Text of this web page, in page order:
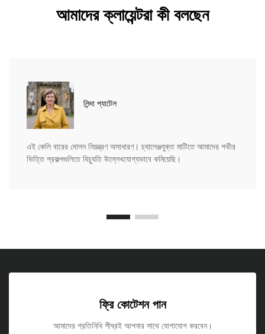
আমাদের ক্লায়েন্টরা কী বলছেন
লিন্দা প্যাটেল
এই কেলি বারের দোলন নিয়ন্ত্রণ অসাধারণ। চ্যালেঞ্জযুক্ত মাটিতে আমাদের গভীর
ভিত্তি প্রকল্পগুলিতে বিচ্যুতি উল্লেখযোগ্যভাবে কমিয়েছি।
ফ্রি কোটেশন পান
আমাদের প্রতিনিধি শীঘ্রই আপনার সাথে যোগাযোগ করবেন।